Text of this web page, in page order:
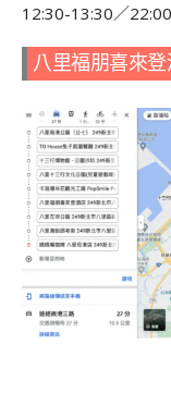
12:30-13:30／
八里福朋喜來